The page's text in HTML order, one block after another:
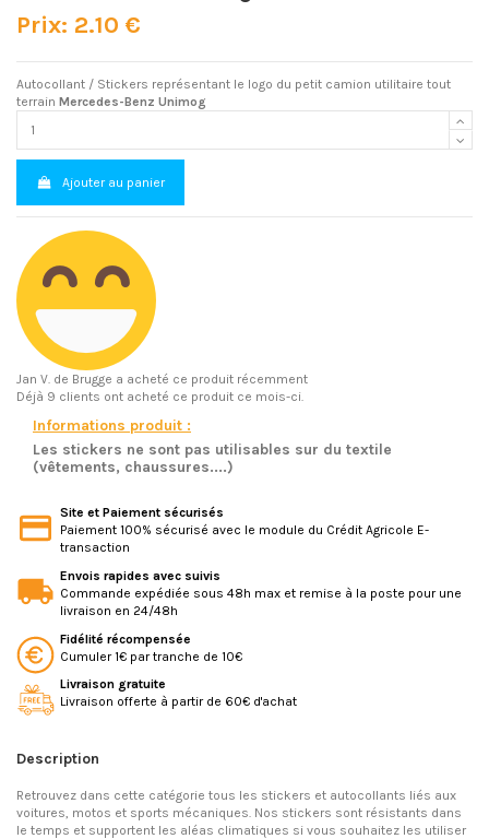
Prix: 2.10 €
Autocollant / Stickers représentant le logo du petit camion utilitaire tout
terrain Mercedes-Benz Unimog
Ajouter au panier
Jan V. de Brugge a acheté ce produit récemment
Déjà 9 clients ont acheté ce produit ce mois-ci.
Informations produit :
Les stickers ne sont pas utilisables sur du textile
(vêtements, chaussures....)
Site et Paiement sécurisés
Paiement 100% sécurisé avec le module du Crédit Agricole E-
transaction
Envois rapides avec suivis
Commande expédiée sous 48h max et remise à la poste pour une
livraison en 24/48h
Fidélité récompensée
Cumuler 1€ par tranche de 10€
Livraison gratuite
Livraison offerte à partir de 60€ d'achat
Description
Retrouvez dans cette catégorie tous les stickers et autocollants liés aux
voitures, motos et sports mécaniques. Nos stickers sont résistants dans
le temps et supportent les aléas climatiques si vous souhaitez les utiliser